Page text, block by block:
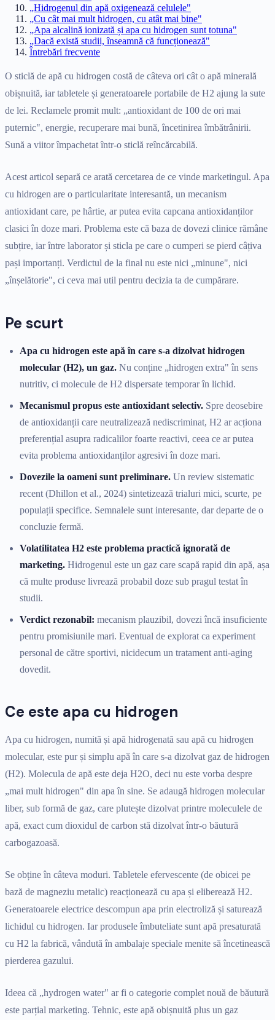
„Hidrogenul din apă oxigenează celulele"
„Cu cât mai mult hidrogen, cu atât mai bine"
„Apa alcalină ionizată și apa cu hidrogen sunt totuna"
„Dacă există studii, înseamnă că funcționează"
Întrebări frecvente
O sticlă de apă cu hidrogen costă de câteva ori cât o apă minerală
obișnuită, iar tabletele și generatoarele portabile de H2 ajung la sute
de lei. Reclamele promit mult: „antioxidant de 100 de ori mai
puternic", energie, recuperare mai bună, încetinirea îmbătrânirii.
Sună a viitor împachetat într-o sticlă reîncărcabilă.
Acest articol separă ce arată cercetarea de ce vinde marketingul. Apa
cu hidrogen are o particularitate interesantă, un mecanism
antioxidant care, pe hârtie, ar putea evita capcana antioxidanților
clasici în doze mari. Problema este că baza de dovezi clinice rămâne
subțire, iar între laborator și sticla pe care o cumperi se pierd câțiva
pași importanți. Verdictul de la final nu este nici „minune", nici
„înșelătorie", ci ceva mai util pentru decizia ta de cumpărare.
Pe scurt
Apa cu hidrogen este apă în care s-a dizolvat hidrogen
molecular (H2), un gaz. Nu conține „hidrogen extra" în sens
nutritiv, ci molecule de H2 dispersate temporar în lichid.
Mecanismul propus este antioxidant selectiv. Spre deosebire
de antioxidanții care neutralizează nediscriminat, H2 ar acționa
preferențial asupra radicalilor foarte reactivi, ceea ce ar putea
evita problema antioxidanților agresivi în doze mari.
Dovezile la oameni sunt preliminare. Un review sistematic
recent (Dhillon et al., 2024) sintetizează trialuri mici, scurte, pe
populații specifice. Semnalele sunt interesante, dar departe de o
concluzie fermă.
Volatilitatea H2 este problema practică ignorată de
marketing. Hidrogenul este un gaz care scapă rapid din apă, așa
că multe produse livrează probabil doze sub pragul testat în
studii.
Verdict rezonabil: mecanism plauzibil, dovezi încă insuficiente
pentru promisiunile mari. Eventual de explorat ca experiment
personal de către sportivi, nicidecum un tratament anti-aging
dovedit.
Ce este apa cu hidrogen
Apa cu hidrogen, numită și apă hidrogenată sau apă cu hidrogen
molecular, este pur și simplu apă în care s-a dizolvat gaz de hidrogen
(H2). Molecula de apă este deja H2O, deci nu este vorba despre
„mai mult hidrogen" din apa în sine. Se adaugă hidrogen molecular
liber, sub formă de gaz, care plutește dizolvat printre moleculele de
apă, exact cum dioxidul de carbon stă dizolvat într-o băutură
carbogazoasă.
Se obține în câteva moduri. Tabletele efervescente (de obicei pe
bază de magneziu metalic) reacționează cu apa și eliberează H2.
Generatoarele electrice descompun apa prin electroliză și saturează
lichidul cu hidrogen. Iar produsele îmbuteliate sunt apă presaturată
cu H2 la fabrică, vândută în ambalaje speciale menite să încetinească
pierderea gazului.
Ideea că „hydrogen water" ar fi o categorie complet nouă de băutură
este parțial marketing. Tehnic, este apă obișnuită plus un gaz